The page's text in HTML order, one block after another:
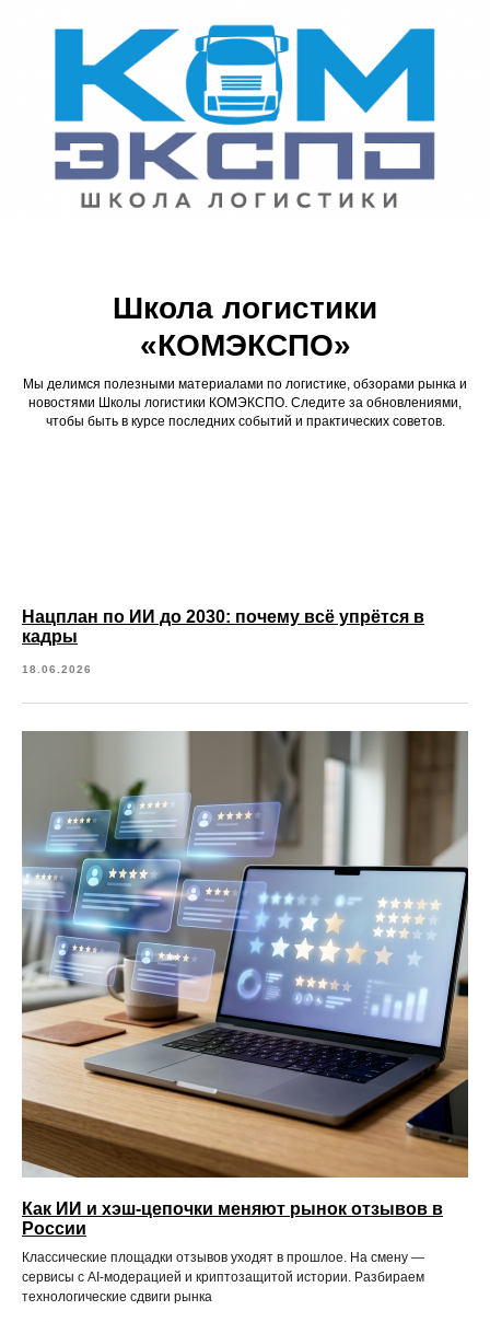
Школа логистики
«КОМЭКСПО»
Мы делимся полезными материалами по логистике, обзорами рынка и
новостями Школы логистики КОМЭКСПО. Следите за обновлениями,
чтобы быть в курсе последних событий и практических советов.
Нацплан по ИИ до 2030: почему всё упрётся в
кадры
18.06.2026
Как ИИ и хэш-цепочки меняют рынок отзывов в
России
Классические площадки отзывов уходят в прошлое. На смену —
сервисы с AI-модерацией и криптозащитой истории. Разбираем
технологические сдвиги рынка